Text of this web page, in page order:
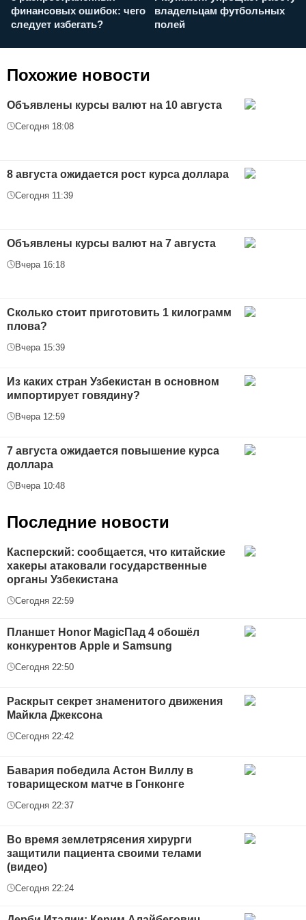
финансовых ошибок: чего
следует избегать?
владельцам футбольных
полей
Похожие новости
Объявлены курсы валют на 10 августа
Сегодня 18:08
8 августа ожидается рост курса доллара
Сегодня 11:39
Объявлены курсы валют на 7 августа
Вчера 16:18
Сколько стоит приготовить 1 килограмм
плова?
Вчера 15:39
Из каких стран Узбекистан в основном
импортирует говядину?
Вчера 12:59
7 августа ожидается повышение курса
доллара
Вчера 10:48
Последние новости
Касперский: сообщается, что китайские
хакеры атаковали государственные
органы Узбекистана
Сегодня 22:59
Планшет Honor MagicПад 4 обошёл
конкурентов Apple и Samsung
Сегодня 22:50
Раскрыт секрет знаменитого движения
Майкла Джексона
Сегодня 22:42
Бавария победила Астон Виллу в
товарищеском матче в Гонконге
Сегодня 22:37
Во время землетрясения хирурги
защитили пациента своими телами
(видео)
Сегодня 22:24